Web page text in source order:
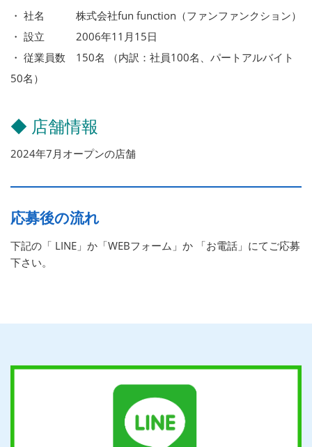
・ 社名 株式会社fun function（ファンファンクション）
・ 設立 2006年11月15日
・ 従業員数 150名 （内訳：社員100名、パートアルバイト
50名）
◆ 店舗情報
2024年7月オープンの店舗
応募後の流れ
下記の「 LINE」か「WEBフォーム」か 「お電話」にてご応募
下さい。